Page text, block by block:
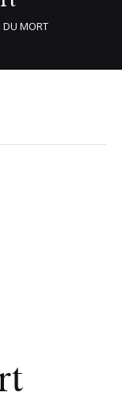
DU MORT